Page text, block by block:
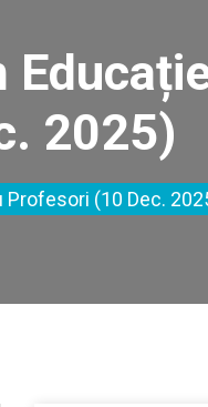
2025)
(10 Dec.